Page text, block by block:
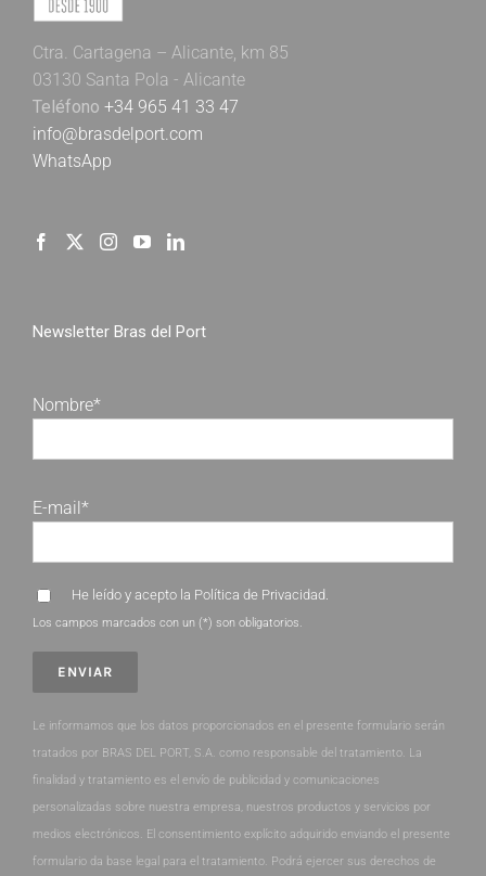
Ctra. Cartagena – Alicante, km 85
03130 Santa Pola - Alicante
Teléfono +34 965 41 33 47
info@brasdelport.com
WhatsApp
Newsletter Bras del Port
Nombre*
E-mail*
He leído y acepto la Política de Privacidad.
Los campos marcados con un (*) son obligatorios.
Le informamos que los datos proporcionados en el presente formulario serán
tratados por BRAS DEL PORT, S.A. como responsable del tratamiento. La
finalidad y tratamiento es el envío de publicidad y comunicaciones
personalizadas sobre nuestra empresa, nuestros productos y servicios por
medios electrónicos. El consentimiento explícito adquirido enviando el presente
formulario da base legal para el tratamiento. Podrá ejercer sus derechos de